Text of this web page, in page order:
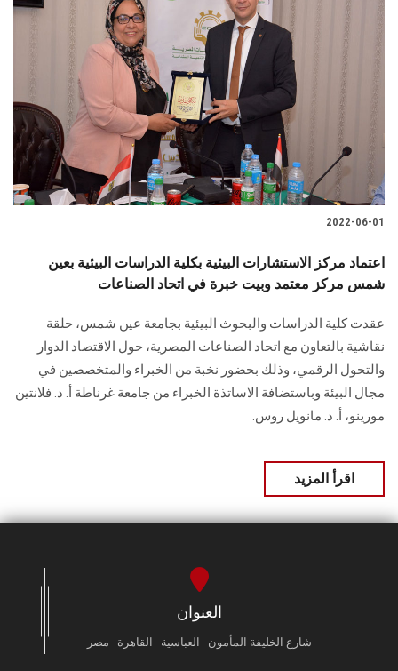
2022-06-01
اعتماد مركز الاستشارات البيئية بكلية الدراسات البيئية بعين
شمس مركز معتمد وبيت خبرة في اتحاد الصناعات
عقدت كلية الدراسات والبحوث البيئية بجامعة عين شمس، حلقة
نقاشية بالتعاون مع اتحاد الصناعات المصرية، حول الاقتصاد الدوار
والتحول الرقمي، وذلك بحضور نخبة من الخبراء والمتخصصين في
مجال البيئة وباستضافة الاساتذة الخبراء من جامعة غرناطة أ. د. فلانتين
مورينو، أ. د. مانويل روس.
اقرأ المزيد
العنوان
شارع الخليفة المأمون - العباسية - القاهرة - مصر